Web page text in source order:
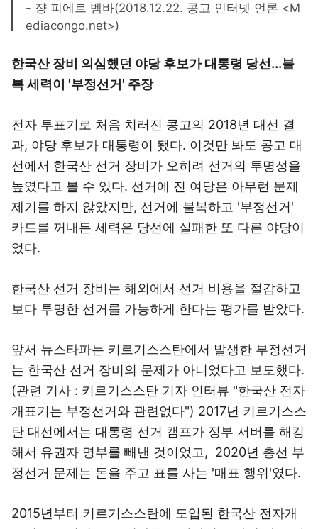
- 쟝 피에르 벰바(2018.12.22. 콩고 인터넷 언론 <M
ediacongo.net>)
한국산 장비 의심했던 야당 후보가 대통령 당선...불
복 세력이 '부정선거' 주장
전자 투표기로 처음 치러진 콩고의 2018년 대선 결
과, 야당 후보가 대통령이 됐다. 이것만 봐도 콩고 대
선에서 한국산 선거 장비가 오히려 선거의 투명성을
높였다고 볼 수 있다. 선거에 진 여당은 아무런 문제
제기를 하지 않았지만, 선거에 불복하고 '부정선거'
카드를 꺼내든 세력은 당선에 실패한 또 다른 야당이
었다.
한국산 선거 장비는 해외에서 선거 비용을 절감하고
보다 투명한 선거를 가능하게 한다는 평가를 받았다.
앞서 뉴스타파는 키르기스스탄에서 발생한 부정선거
는 한국산 선거 장비의 문제가 아니었다고 보도했다.
(관련 기사 : 키르기스스탄 기자 인터뷰 "한국산 전자
개표기는 부정선거와 관련없다") 2017년 키르기스스
탄 대선에서는 대통령 선거 캠프가 정부 서버를 해킹
해서 유권자 명부를 빼낸 것이었고, 2020년 총선 부
정선거 문제는 돈을 주고 표를 사는 '매표 행위'였다.
2015년부터 키르기스스탄에 도입된 한국산 전자개